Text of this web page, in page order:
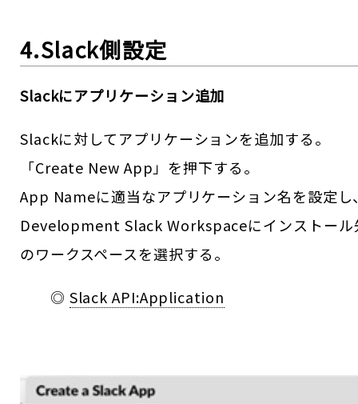
4.Slack側設定
Slackにアプリケーション追加
Slackに対してアプリケーションを追加する。
「Create New App」を押下する。
App Nameに適当なアプリケーション名を設定し
Development Slack Workspaceにインストール
のワークスペースを選択する。
◎ Slack API:Application